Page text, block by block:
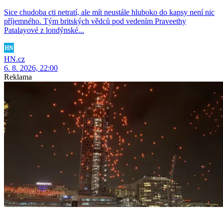
Sice chudoba cti netratí, ale mít neustále hluboko do kapsy není nic
příjemného. Tým britských vědců pod vedením Praveethy
Patalayové z londýnské...
HN.cz
6. 8. 2026, 22:00
Reklama